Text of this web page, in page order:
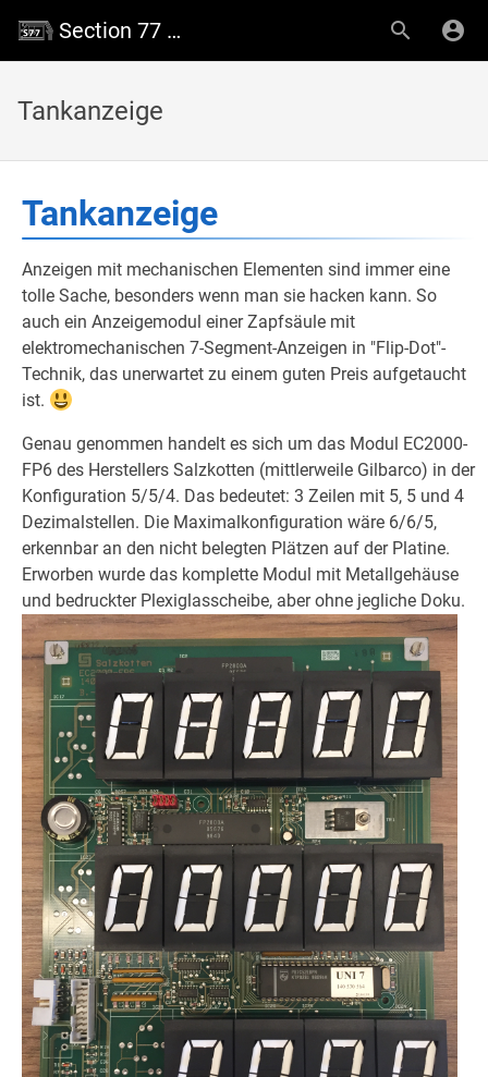
Section 77 Wiki
Tankanzeige
Tankanzeige
Anzeigen mit mechanischen Elementen sind immer eine
tolle Sache, besonders wenn man sie hacken kann. So
auch ein Anzeigemodul einer Zapfsäule mit
elektromechanischen 7-Segment-Anzeigen in "Flip-Dot"-
Technik, das unerwartet zu einem guten Preis aufgetaucht
ist.
Genau genommen handelt es sich um das Modul EC2000-
FP6 des Herstellers Salzkotten (mittlerweile Gilbarco) in der
Konfiguration 5/5/4. Das bedeutet: 3 Zeilen mit 5, 5 und 4
Dezimalstellen. Die Maximalkonfiguration wäre 6/6/5,
erkennbar an den nicht belegten Plätzen auf der Platine.
Erworben wurde das komplette Modul mit Metallgehäuse
und bedruckter Plexiglasscheibe, aber ohne jegliche Doku.